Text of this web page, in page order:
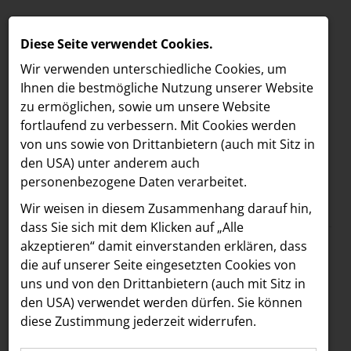
MELDUNGEN
LOEBELL NORDBERG
INNER
aehre
Astoria Artshow
B/S/H Hausgeräte
Meldungen / Österreichische Post AG
Text Bilder Videos
08.08.2025
Post x BIBIZA:
Österreichische Post
Diese Seite verwendet Cookies.
Wir verwenden unterschiedliche Cookies, um
Ihnen die best­mögliche Nutzung unserer Website
zu ermöglichen, sowie um unsere Website
fortlaufend zu verbessern. Mit Cookies werden
von uns sowie von Drittanbietern (auch mit Sitz in
den USA) unter anderem auch
personenbezogene Daten verarbeitet.
Wir weisen in diesem Zusammenhang darauf hin,
dass Sie sich mit dem Klicken auf „Alle
akzeptieren“ damit ein­ver­standen erklären, dass
die auf unserer Seite eingesetzten Cookies von
uns und von den Drittanbietern (auch mit Sitz in
den USA) verwendet werden dürfen. Sie können
diese Zustimmung jederzeit widerrufen.